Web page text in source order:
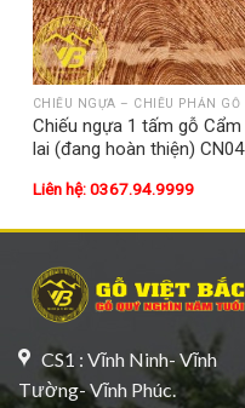
CHIẾU NGỰA – CHIẾU PHẢN GỖ
Chiếu ngựa 1 tấm gỗ Cẩm
lai (đang hoàn thiện) CN04
Liên hệ: 0367.94.9999
CS1 : Vĩnh Ninh- Vĩnh
Tường- Vĩnh Phúc.